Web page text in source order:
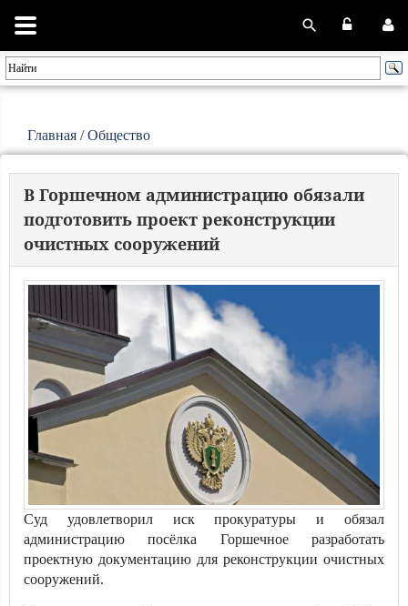
Главная /Общество
В Горшечном администрацию обязали
подготовить проект реконструкции
очистных сооружений
Суд удовлетворил иск прокуратуры и обязал
администрацию посёлка Горшечное разработать
проектную документацию для реконструкции очистных
сооружений.